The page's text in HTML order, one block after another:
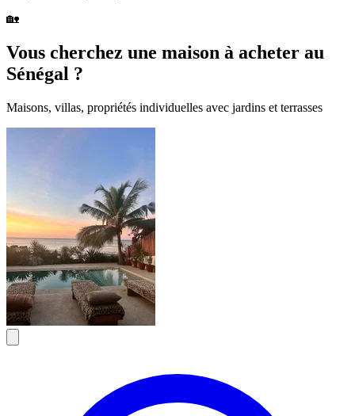
🏡
Vous cherchez une maison à acheter au
Sénégal ?
Maisons, villas, propriétés individuelles avec jardins et terrasses